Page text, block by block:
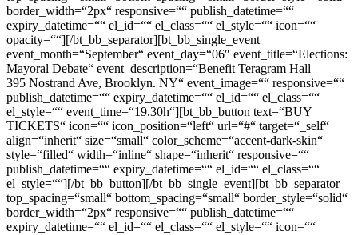
border_width=“2px“ responsive=““ publish_datetime=““
expiry_datetime=““ el_id=““ el_class=““ el_style=““ icon=““
opacity=““][/bt_bb_separator][bt_bb_single_event
event_month=“September“ event_day=“06″ event_title=“Elections:
Mayoral Debate“ event_description=“Benefit Teragram Hall
395 Nostrand Ave, Brooklyn. NY“ event_image=““ responsive=““
publish_datetime=““ expiry_datetime=““ el_id=““ el_class=““
el_style=““ event_time=“19.30h“][bt_bb_button text=“BUY
TICKETS“ icon=““ icon_position=“left“ url=“#“ target=“_self“
align=“inherit“ size=“small“ color_scheme=“accent-dark-skin“
style=“filled“ width=“inline“ shape=“inherit“ responsive=““
publish_datetime=““ expiry_datetime=““ el_id=““ el_class=““
el_style=““][/bt_bb_button][/bt_bb_single_event][bt_bb_separator
top_spacing=“small“ bottom_spacing=“small“ border_style=“solid“
border_width=“2px“ responsive=““ publish_datetime=““
expiry_datetime=““ el_id=““ el_class=““ el_style=““ icon=““